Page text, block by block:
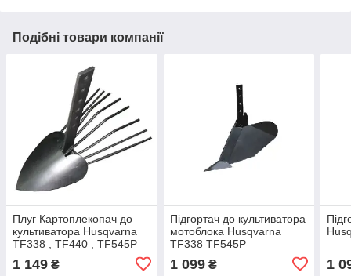
Подібні товари компанії
Плуг Картоплекопач до
культиватора Husqvarna
TF338 , TF440 , TF545P
1 149 ₴
Підгортач до культиватора
мотоблока Husqvarna
TF338 TF545P
1 099₴ 1